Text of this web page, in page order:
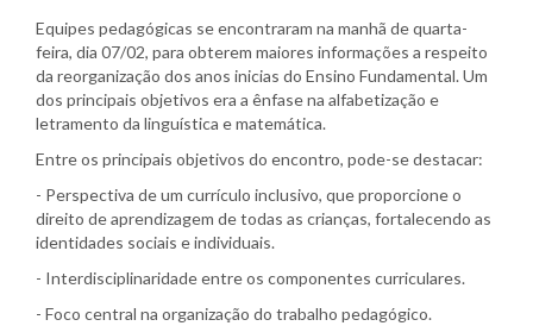
Equipes pedagógicas se encontraram na manhã de quarta-
feira, dia 07/02, para obterem maiores informações a respeito
da reorganização dos anos inicias do Ensino Fundamental. Um
dos principais objetivos era a ênfase na alfabetização e
letramento da linguística e matemática.
Entre os principais objetivos do encontro, pode-se destacar:
- Perspectiva de um currículo inclusivo, que proporcione o
direito de aprendizagem de todas as crianças, fortalecendo as
identidades sociais e individuais.
- Interdisciplinaridade entre os componentes curriculares.
- Foco central na organização do trabalho pedagógico.